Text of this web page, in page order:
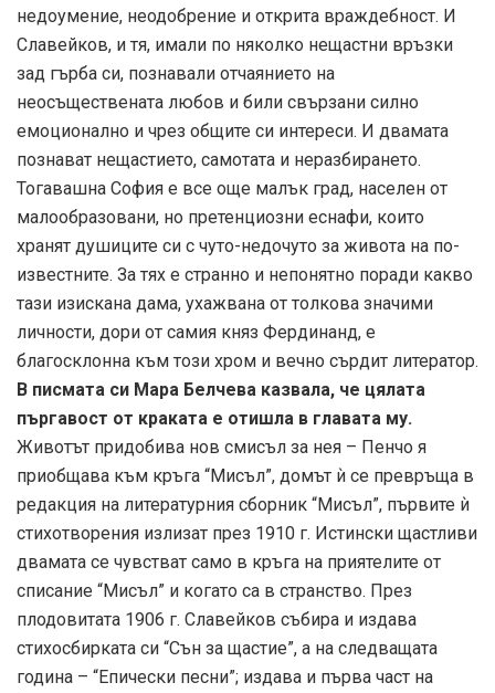
недоумение, неодобрение и открита враждебност. И
Славейков, и тя, имали по няколко нещастни връзки
зад гърба си, познавали отчаянието на
неосъществената любов и били свързани силно
емоционално и чрез общите си интереси. И двамата
познават нещастието, самотата и неразбирането.
Тогавашна София е все още малък град, населен от
малообразовани, но претенциозни еснафи, които
хранят душиците си с чуто-недочуто за живота на по-
известните. За тях е странно и непонятно поради какво
тази изискана дама, ухажвана от толкова значими
личности, дори от самия княз Фердинанд, е
благосклонна към този хром и вечно сърдит литератор.
В писмата си Мара Белчева казвала, че цялата
пъргавост от краката е отишла в главата му.
Животът придобива нов смисъл за нея – Пенчо я
приобщава към кръга “Мисъл”, домът ѝ се превръща в
редакция на литературния сборник “Мисъл”, първите ѝ
стихотворения излизат през 1910 г. Истински щастливи
двамата се чувстват само в кръга на приятелите от
списание “Мисъл” и когато са в странство. През
плодовитата 1906 г. Славейков събира и издава
стихосбирката си “Сън за щастие”, а на следващата
година – “Епически песни”; издава и първа част на